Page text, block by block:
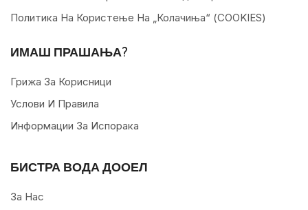
Политика На Користење На „колачиња“ (COOKIES)
ИМАШ ПРАШАЊА?
Грижа За Корисници
Услови И Правила
Информации За Испорака
БИСТРА ВОДА ДООЕЛ
За Нас